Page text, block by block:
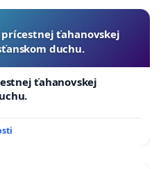
ťahanovskej
duchu.
ťahanovskej